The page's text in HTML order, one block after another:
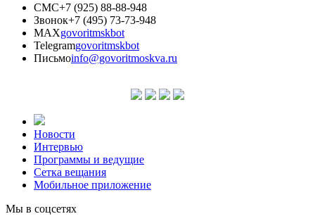
СМС+7 (925) 88-88-948
Звонок+7 (495) 73-73-948
MAXgovoritmskbot
Telegramgovoritmskbot
Письмоinfo@govoritmoskva.ru
Новости
Интервью
Программы и ведущие
Сетка вещания
Мобильное приложение
Мы в соцсетях